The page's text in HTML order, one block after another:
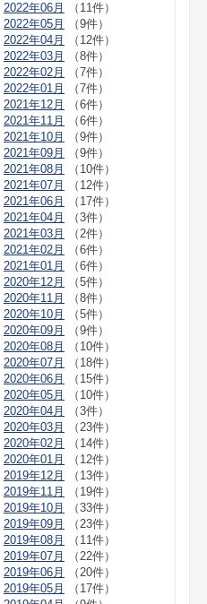
2022年06月
（11件）
2022年05月
（9件）
2022年04月
（12件）
2022年03月
（8件）
2022年02月
（7件）
2022年01月
（7件）
2021年12月
（6件）
2021年11月
（6件）
2021年10月
（9件）
2021年09月
（9件）
2021年08月
（10件）
2021年07月
（12件）
2021年06月
（17件）
2021年04月
（3件）
2021年03月
（2件）
2021年02月
（6件）
2021年01月
（6件）
2020年12月
（5件）
2020年11月
（8件）
2020年10月
（5件）
2020年09月
（9件）
2020年08月
（10件）
2020年07月
（18件）
2020年06月
（15件）
2020年05月
（10件）
2020年04月
（3件）
2020年03月
（23件）
2020年02月
（14件）
2020年01月
（12件）
2019年12月
（13件）
2019年11月
（19件）
2019年10月
（33件）
2019年09月
（23件）
2019年08月
（11件）
2019年07月
（22件）
2019年06月
（20件）
2019年05月
（17件）